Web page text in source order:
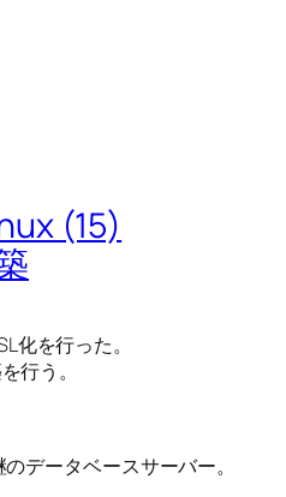
(15)
化を行った。
行う。
データベースサーバー。